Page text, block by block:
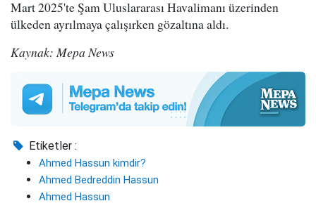
Mart 2025'te Şam Uluslararası Havalimanı üzerinden
ülkeden ayrılmaya çalışırken gözaltına aldı.
Kaynak: Mepa News
Etiketler :
Ahmed Hassun kimdir?
Ahmed Bedreddin Hassun
Ahmed Hassun